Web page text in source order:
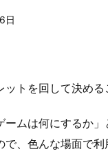
日
トを回して決め
ームは何にするか
、色んな場面で利